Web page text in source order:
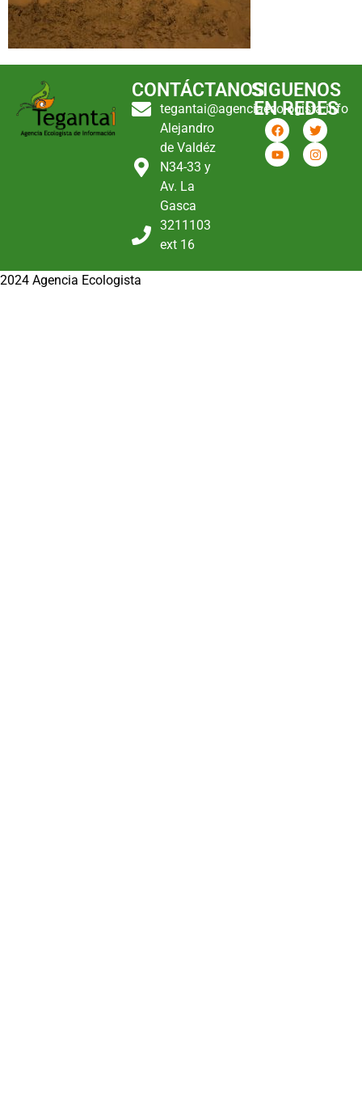
CONTÁCTANOS
tegantai@agenciaecologista.info
Alejandro
de Valdéz
N34-33 y
Av. La
Gasca
3211103
ext 16
SIGUENOS
EN REDES
2024 Agencia Ecologista